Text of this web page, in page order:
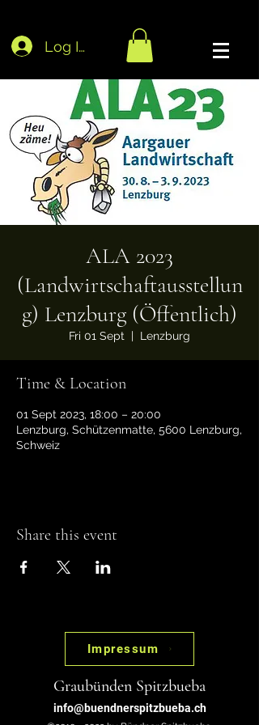
Log In
ALA 2023
(Landwirtschaftausstellun
g) Lenzburg (Öffentlich)
Fri 01 Sept
  |
Lenzburg
Time & Location
01 Sept 2023, 18:00 – 20:00
Lenzburg, Schützenmatte, 5600 Lenzburg,
Schweiz
Share this event
Impressum
Graubünden Spitzbueba
info@buendnerspitzbueba.ch